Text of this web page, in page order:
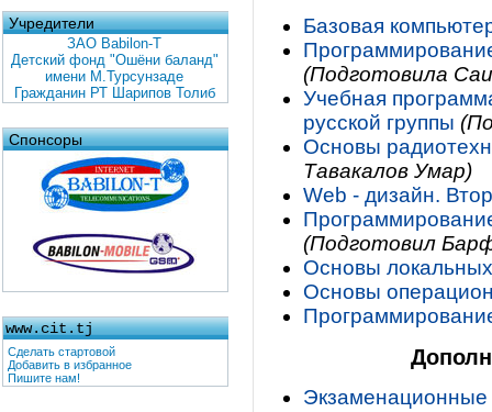
Учредители
ЗАО Babilon-T
Детский фонд "Ошёни баланд"
имени М.Турсунзаде
Гражданин РТ Шарипов Толиб
Спонсоры
www.cit.tj
Сделать стартовой
Добавить в избранное
Пишите нам!
Базовая
(Подготовила
Учебная
русской группы
Основы
Тавакалов Умар)
Web - дизайн.
(Подготовил
Основы
Основы
Экзаменационные